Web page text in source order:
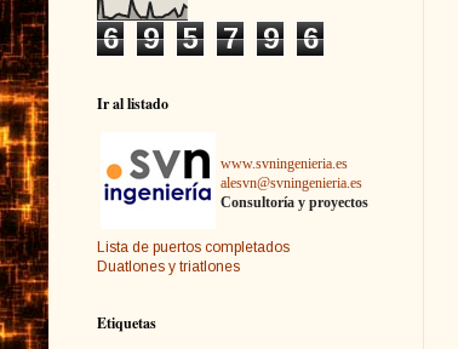
6 9 5 7 9 6
Ir al listado
www.svningenieria.es
alesvn@svningenieria.es
Consultoría y proyectos
Lista de puertos completados
Duatlones y triatlones
Etiquetas